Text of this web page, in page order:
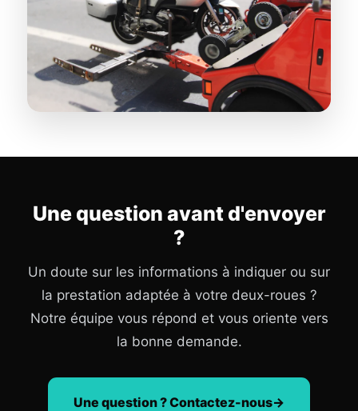
Une question avant d'envoyer
?
Un doute sur les informations à indiquer ou sur
la prestation adaptée à votre deux-roues ?
Notre équipe vous répond et vous oriente vers
la bonne demande.
Une question ? Contactez-nous